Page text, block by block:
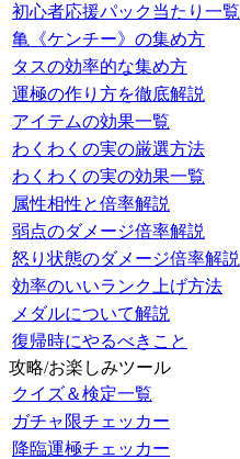
初心者応援パック当たり一覧
亀《ケンチー》の集め方
タスの効率的な集め方
運極の作り方を徹底解説
アイテムの効果一覧
わくわくの実の厳選方法
わくわくの実の効果一覧
属性相性と倍率解説
弱点のダメージ倍率解説
怒り状態のダメージ倍率解説
効率のいいランク上げ方法
メダルについて解説
復帰時にやるべきこと
攻略/お楽しみツール
クイズ＆検定一覧
ガチャ限チェッカー
降臨運極チェッカー